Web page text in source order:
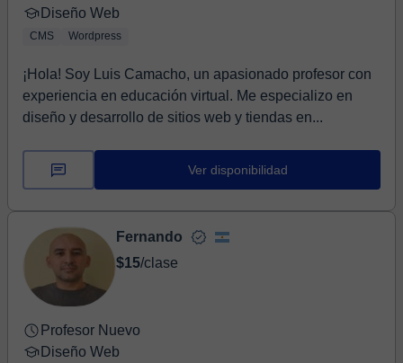
Diseño Web
CMS Wordpress
¡Hola! Soy Luis Camacho, un apasionado profesor con
experiencia en educación virtual. Me especializo en
diseño y desarrollo de sitios web y tiendas en...
Ver disponibilidad
Fernando
$15/clase
Profesor Nuevo
Diseño Web